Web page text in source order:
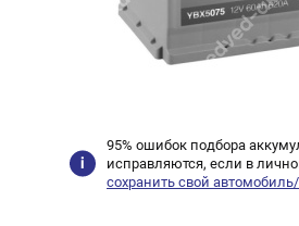
95% ошибок подбора
исправляются, если в
сохранить свой